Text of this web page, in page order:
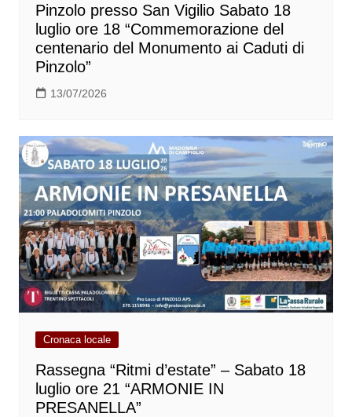
Pinzolo presso San Vigilio Sabato 18
luglio ore 18 “Commemorazione del
centenario del Monumento ai Caduti di
Pinzolo”
13/07/2026
Cronaca locale
Rassegna “Ritmi d’estate” – Sabato 18
luglio ore 21 “ARMONIE IN
PRESANELLA”